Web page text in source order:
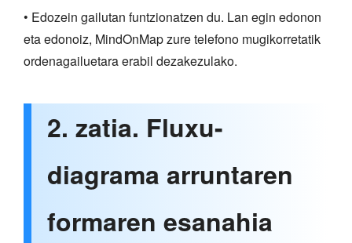
• Edozein gailutan funtzionatzen du. Lan egin edonon
eta edonoiz, MindOnMap zure telefono mugikorretatik
ordenagailuetara erabil dezakezulako.
2. zatia. Fluxu-
diagrama arruntaren
formaren esanahia